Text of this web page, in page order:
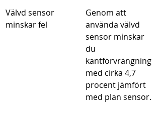
Välvd sensor
minskar fel
Genom att
använda välvd
sensor minskar
du
kantförvrängning
med cirka 4,7
procent jämfört
med plan sensor.